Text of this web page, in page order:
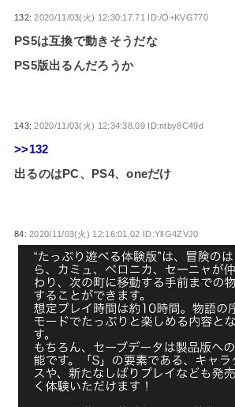
132:2020/11/03(火) 12:30:17.71 ID:/O+KVG770
PS5は互換で動きそうだな
PS5版出るんだろうか
143:2020/11/03(火) 12:34:38.09 ID:ntby8C49d
>>132
出るのはPC、PS4、oneだけ
84:2020/11/03(火) 12:16:01.02 ID:YlIG4ZVJ0